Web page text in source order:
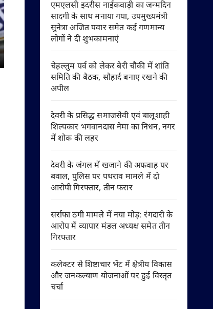
एमएलसी इदरीस नाईकवाड़ी का जन्मदिन
सादगी के साथ मनाया गया, उपमुख्यमंत्री
सुनेत्रा अजित पवार समेत कई गणमान्य
लोगों ने दी शुभकामनाएं
चेहल्लुम पर्व को लेकर बेरी चौकी में शांति
समिति की बैठक, सौहार्द बनाए रखने की
अपील
देवरी के प्रसिद्ध समाजसेवी एवं बालूशाही
शिल्पकार भगवानदास नेमा का निधन, नगर
में शोक की लहर
देवरी के जंगल में खजाने की अफवाह पर
बवाल, पुलिस पर पथराव मामले में दो
आरोपी गिरफ्तार, तीन फरार
सर्राफा ठगी मामले में नया मोड़: रंगदारी के
आरोप में व्यापार मंडल अध्यक्ष समेत तीन
गिरफ्तार
कलेक्टर से शिष्टाचार भेंट में क्षेत्रीय विकास
और जनकल्याण योजनाओं पर हुई विस्तृत
चर्चा